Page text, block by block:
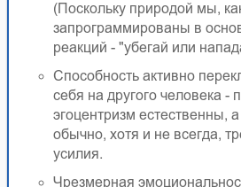
(Поскольку природой мы,
запрограммированы в
реакций - "убегай или
Способность активно
себя на другого человека -
эгоцентризм естественны, а
обычно, хотя и не всегда,
усилия.
Чрезмерная